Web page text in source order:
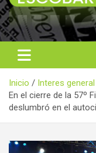
Informe
Noticas reales
Inicio
Interes general
En el cierre de la 57º
deslumbró en el